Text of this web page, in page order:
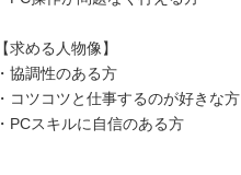
【求める人物像】
・協調性のある方
・コツコツと仕事するのが好きな方
・PCスキルに自信のある方